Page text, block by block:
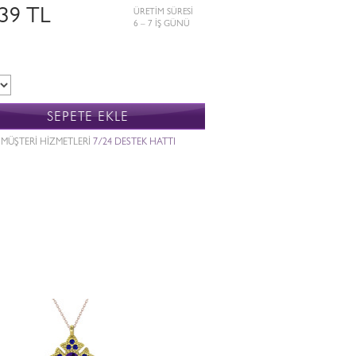
TL
ÜRETİM SÜRESİ
6 – 7 İŞ GÜNÜ
SEPETE EKLE
MÜŞTERİ HİZMETLERİ 7/24 DESTEK HATTI